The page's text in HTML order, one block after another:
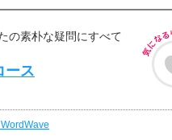
の素朴な疑問にすべて
ース